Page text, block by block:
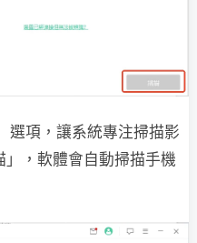
選項，讓系統專注掃描影
，軟體會自動掃描手機